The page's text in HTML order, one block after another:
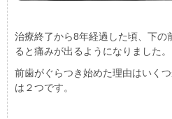
治療終了から8年経過した頃、下の
ると痛みが出るようになりました。
前歯がぐらつき始めた理由はいく
は２つです。